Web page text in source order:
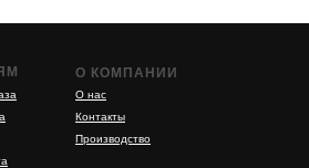
О КОМПАНИИ
О нас
Контакты
Производство